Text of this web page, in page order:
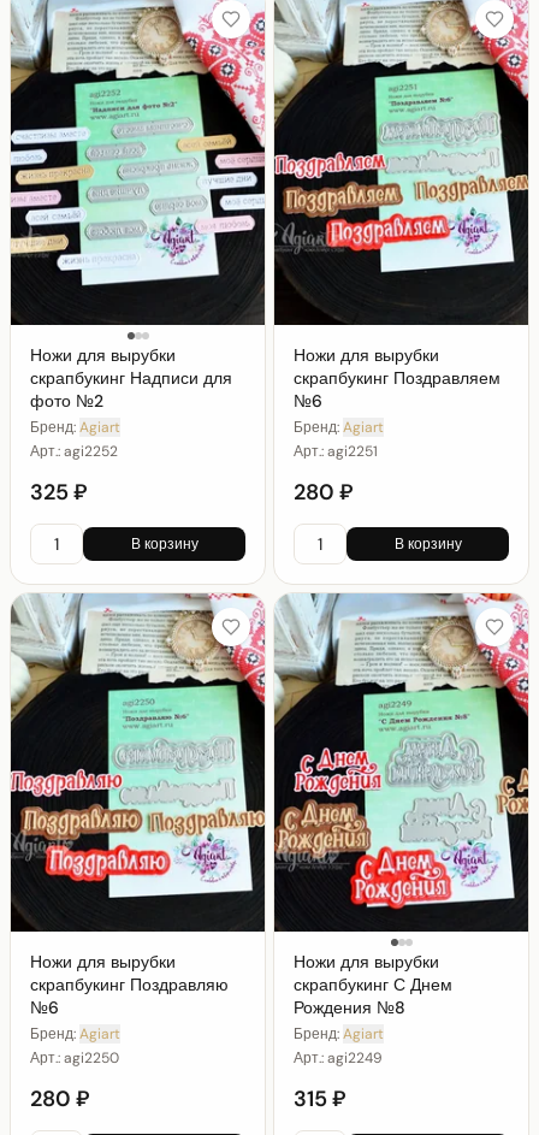
Ножи для вырубки
скрапбукинг Надписи для
фото №2
Бренд:Agiart
Арт.:agi2252
325 ₽
В корзину
Ножи для вырубки
скрапбукинг Поздравляем
№6
Бренд:Agiart
Арт.:agi2251
280 ₽
В корзину
Ножи для вырубки
скрапбукинг Поздравляю
№6
Бренд:Agiart
Арт.:agi2250
280 ₽
Ножи для вырубки
скрапбукинг С Днем
Рождения №8
Бренд:Agiart
Арт.:agi2249
315 ₽